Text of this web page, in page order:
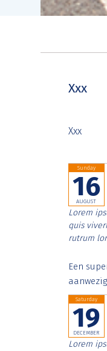
Xxx
Xxx
Sunday
16
AUGUST
Lorem
quis
rutrum
Een
Saturday
19
DECEMBER
Lorem